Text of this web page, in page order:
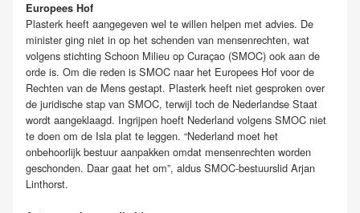
Europees Hof
Plasterk heeft aangegeven wel te willen helpen met advies. De
minister ging niet in op het schenden van mensenrechten, wat
volgens stichting Schoon Milieu op Curaçao (SMOC) ook aan de
orde is. Om die reden is SMOC naar het Europees Hof voor de
Rechten van de Mens gestapt. Plasterk heeft niet gesproken over
de juridische stap van SMOC, terwijl toch de Nederlandse Staat
wordt aangeklaagd. Ingrijpen hoeft Nederland volgens SMOC niet
te doen om de Isla plat te leggen. “Nederland moet het
onbehoorlijk bestuur aanpakken omdat mensenrechten worden
geschonden. Daar gaat het om”, aldus SMOC-bestuurslid Arjan
Linthorst.